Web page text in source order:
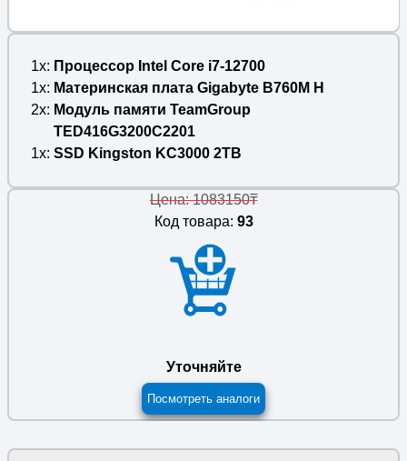
1x
Процессор Intel Core i7-12700
1x
Материнская плата Gigabyte B760M H
2x
Модуль памяти TeamGroup
TED416G3200C2201
1x SSD Kingston KC3000 2TB
Цена: 1083150₸
Код товара: 93
Уточняйте
Посмотреть аналоги